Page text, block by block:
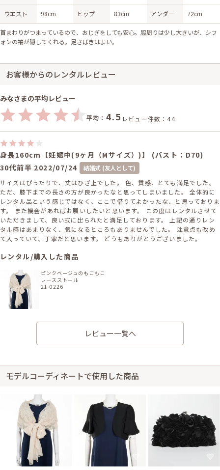
ウエスト 98cm ヒップ 83cm アンダー 72cm
首まわりがつまっているので、おじぎをしても安心。脇周りは少し大きいが、シフ
ォンの袖が隠してくれる。足さばきはよい。
お客様からのレンタルレビュー
みなさまの平均レビュー
平均： 4.5 レビュー件数：44
身長160cm【妊娠中(9ヶ月（Mサイズ）)】 (バスト：D70)
30代前半 2022/07/24
結婚式 (友人として)
サイズはぴったりで、丈はひざ上でした。 色、質感、とても満足でした。
ただ、膝下までの長さの方が良かったなと思ってしまいました。 全体的に
レンタル品という感じではなく、ここで借りてよかったな、と思っておりま
す。 また機会があればお願いしたいと思います。 この度はレンタルさせて
いただきまして、良い式に出られたと満足しております。 上記の通りレン
タル感はあまりなく、気になるところもありませんでした。 注意点も改め
て入っていて、丁寧だと思います。 どうもありがとうございました。
レンタル/購入した商品
ピンクベージュのもこもこ
レースストール
21-0226
身長162cm【妊娠中(9ヶ月（Mサイズ）)】
サイズはやや小さく、丈はひざ上でした。 デザインはとても可愛かった
身長156cm【妊娠中(8ヶ月（Mサイズ）)】 (バスト：E70)
20代後半 2021/06/12
結婚式 (友人として)
サイズはぴったりで、丈はひざ丈でした。 披露宴で使用しました。 色も可
愛くて良かったです。 多少使用感はありましたが、気になりません…。
レビュー一覧へ
モデルコーディネートで使用した商品